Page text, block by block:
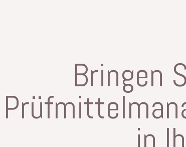
Bringen